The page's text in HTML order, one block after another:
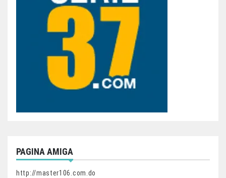
PAGINA AMIGA
http://master106.com.do